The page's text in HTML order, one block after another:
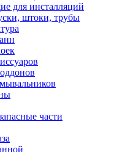
для инсталляций
штоки, трубы
части